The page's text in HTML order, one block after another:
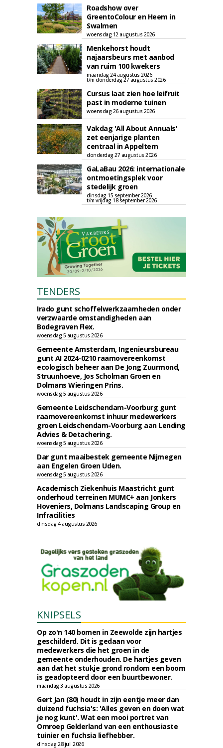
Roadshow over
GreentoColour en Heem in
Swalmen
woensdag 12 augustus 2026
Menkehorst houdt
najaarsbeurs met aanbod
van ruim 100 kwekers
maandag 24 augustus 2026
t/m donderdag 27 augustus 2026
Cursus laat zien hoe leifruit
past in moderne tuinen
woensdag 26 augustus 2026
Vakdag 'All About Annuals'
zet eenjarige planten
centraal in Appeltern
donderdag 27 augustus 2026
GaLaBau 2026: internationale
ontmoetingsplek voor
stedelijk groen
dinsdag 15 september 2026
t/m vrijdag 18 september 2026
TENDERS
Irado gunt schoffelwerkzaamheden onder
verzwaarde omstandigheden aan
Bodegraven Flex.
woensdag 5 augustus 2026
Gemeente Amsterdam, Ingenieursbureau
gunt AI 2024-0210 raamovereenkomst
ecologisch beheer aan De Jong Zuurmond,
Struunhoeve, Jos Scholman Groen en
Dolmans Wieringen Prins.
woensdag 5 augustus 2026
Gemeente Leidschendam-Voorburg gunt
raamovereenkomst inhuur medewerkers
groen Leidschendam-Voorburg aan Lending
Advies & Detachering.
woensdag 5 augustus 2026
Dar gunt maaibestek gemeente Nijmegen
aan Engelen Groen Uden.
woensdag 5 augustus 2026
Academisch Ziekenhuis Maastricht gunt
onderhoud terreinen MUMC+ aan Jonkers
Hoveniers, Dolmans Landscaping Group en
Infracilities
dinsdag 4 augustus 2026
KNIPSELS
Op zo'n 140 bomen in Zeewolde zijn hartjes
geschilderd. Dit is gedaan voor
medewerkers die het groen in de
gemeente onderhouden. De hartjes geven
aan dat het stukje grond rondom een boom
is geadopteerd door een buurtbewoner.
maandag 3 augustus 2026
Gert Jan (80) houdt in zijn eentje meer dan
duizend fuchsia's: 'Alles geven en doen wat
je nog kunt'. Wat een mooi portret van
Omroep Gelderland van een enthousiaste
tuinier en fuchsia liefhebber.
dinsdag 28 juli 2026